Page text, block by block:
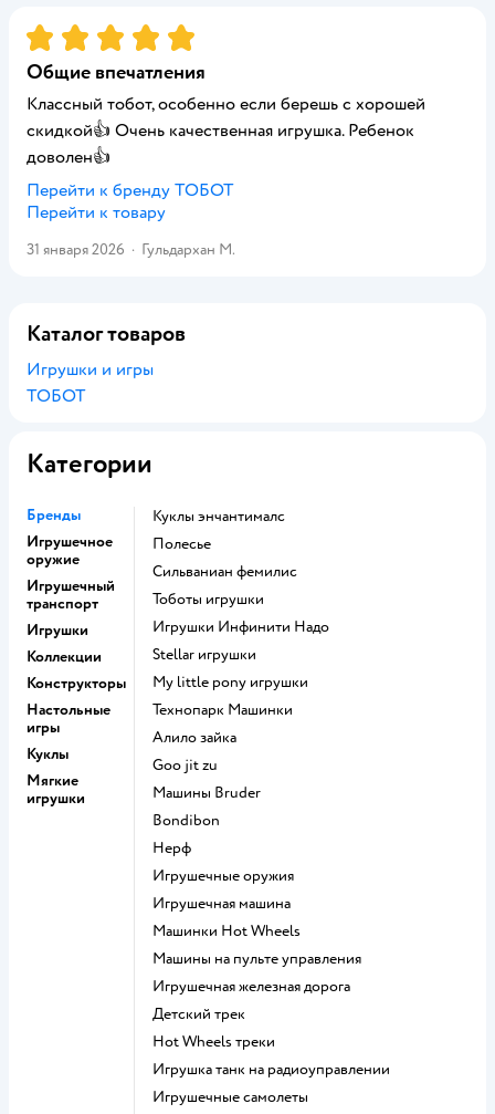
Рейтинг:5
Общие впечатления
Классный тобот, особенно если берешь с хорошей
скидкой👍 Очень качественная игрушка. Ребенок
доволен👍
Перейти к бренду ТОБОТ
Перейти к товару
31 января 2026 · Гульдархан М.
Каталог товаров
Игрушки и игры
ТОБОТ
Категории
Бренды
Игрушечное
оружие
Игрушечный
транспорт
Игрушки
Коллекции
Конструкторы
Настольные
игры
Куклы
Мягкие
игрушки
Куклы энчантималс
Полесье
Сильваниан фемилис
Тоботы игрушки
Игрушки Инфинити Надо
Stellar игрушки
my little pony игрушки
Технопарк Машинки
Алило зайка
Goo jit zu
Машины Bruder
Bondibon
Нерф
Игрушечные оружия
Игрушечная машина
Машинки Hot Wheels
Машины на пульте управления
Игрушечная железная дорога
Детский трек
Hot Wheels треки
Игрушка танк на радиоуправлении
Игрушечные самолеты